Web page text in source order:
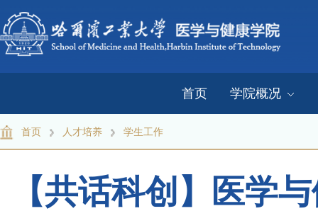
首页 学院概况
首页 人才培养 学生工作
【共话科创】医学